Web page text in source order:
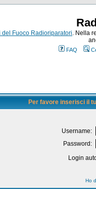
del Fuoco Radioriparatori. Nella
FAQ
Per favore inserisci il
Username:
Password:
Login
Ho